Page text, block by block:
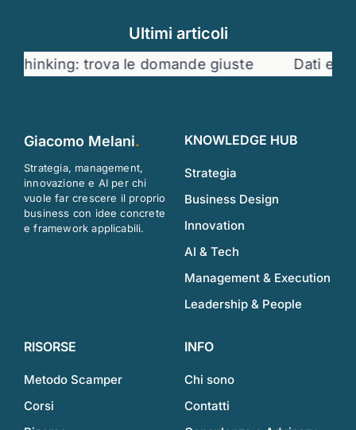
Ultimi articoli
trova le domande giuste Dati e
Giacomo Melani.
Strategia, management,
innovazione e AI per chi
vuole far crescere il proprio
business con idee concrete
e framework applicabili.
KNOWLEDGE HUB
Strategia
Business Design
Innovation
AI & Tech
Management & Execution
Leadership & People
RISORSE
Metodo Scamper
Corsi
INFO
Chi sono
Contatti